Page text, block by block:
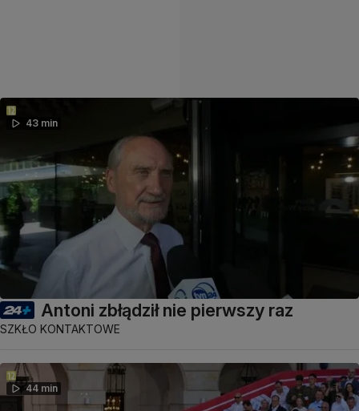
43 min
Antoni zbłądził nie pierwszy raz
SZKŁO KONTAKTOWE
44 min